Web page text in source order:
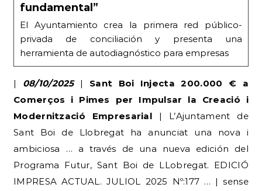
fundamental”
El Ayuntamiento crea la primera red público-
privada de conciliación y presenta una
herramienta de autodiagnóstico para empresas
| 08/10/2025| Sant Boi Injecta 200.000 € a
Comerços i Pimes per Impulsar la Creació i
Modernització Empresarial | L’Ajuntament de
Sant Boi de Llobregat ha anunciat una nova i
ambiciosa … a través de una nueva edición del
Programa Futur, Sant Boi de LLobregat. EDICIÓ
IMPRESA ACTUAL. JULIOL 2025 Nº:177 … | sense